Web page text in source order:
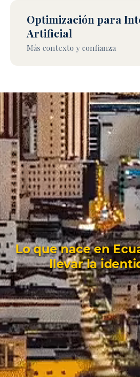
Optimización para
Artificial
Más contexto y confianza
Lo que nace en
llevar la